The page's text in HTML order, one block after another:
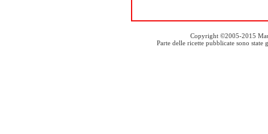
Copyright ©2005-2015
Parte delle ricette pubblicate sono state